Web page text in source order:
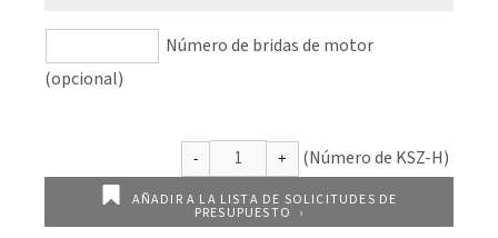
Número de bridas de motor
(opcional)
AÑADIR A LA LISTA DE SOLICITUDES DE
PRESUPUESTO